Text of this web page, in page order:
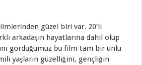
güzel biri var. 20’li
arkadaşın hayatlarına dahil olup
gördüğümüz bu film tam bir ünlü
yaşların güzelliğini, gençliğin